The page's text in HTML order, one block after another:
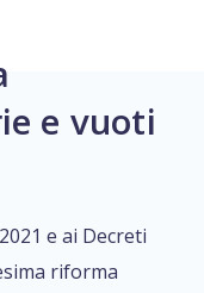
e vuoti
e ai Decreti
riforma